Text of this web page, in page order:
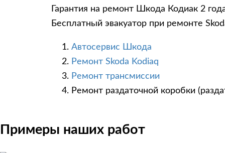
Гарантия на ремонт Шкода Кодиак 2
Бесплатный эвакуатор при ремонте
Автосервис Шкода
Ремонт Skoda Kodiaq
Ремонт трансмиссии
Ремонт раздаточной коробки
Примеры наших работ